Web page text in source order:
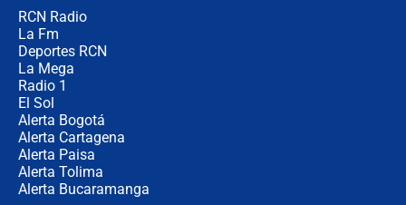
RCN Radio
La Fm
Deportes RCN
La Mega
Radio 1
El Sol
Alerta Bogotá
Alerta Cartagena
Alerta Paisa
Alerta Tolima
Alerta Bucaramanga